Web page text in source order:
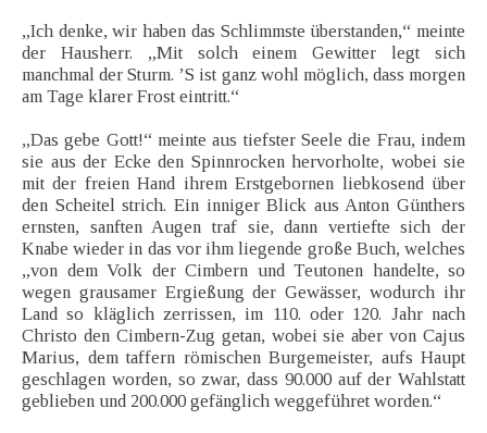
„Ich denke, wir haben das Schlimmste überstanden,“ meinte
der Hausherr. „Mit solch einem Gewitter legt sich
manchmal der Sturm. ’S ist ganz wohl möglich, dass morgen
am Tage klarer Frost eintritt.“
„Das gebe Gott!“ meinte aus tiefster Seele die Frau, indem
sie aus der Ecke den Spinnrocken hervorholte, wobei sie
mit der freien Hand ihrem Erstgebornen liebkosend über
den Scheitel strich. Ein inniger Blick aus Anton Günthers
ernsten, sanften Augen traf sie, dann vertiefte sich der
Knabe wieder in das vor ihm liegende große Buch, welches
„von dem Volk der Cimbern und Teutonen handelte, so
wegen grausamer Ergießung der Gewässer, wodurch ihr
Land so kläglich zerrissen, im 110. oder 120. Jahr nach
Christo den Cimbern-Zug getan, wobei sie aber von Cajus
Marius, dem taffern römischen Burgemeister, aufs Haupt
geschlagen worden, so zwar, dass 90.000 auf der Wahlstatt
geblieben und 200.000 gefänglich weggeführet worden.“